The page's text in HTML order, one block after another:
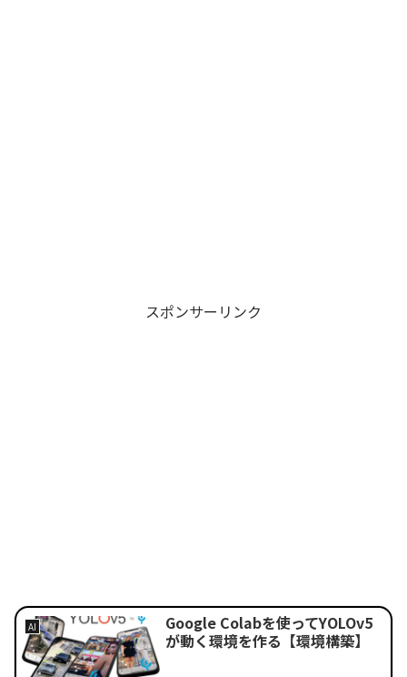
スポンサーリンク
AI
Google Colabを使ってYOLOv5
が動く環境を作る【環境構築】